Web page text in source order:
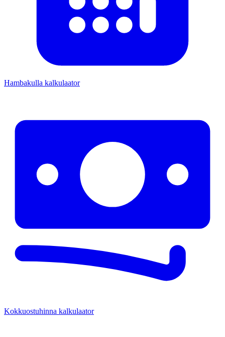
Hambakulla kalkulaator
Kokkuostuhinna kalkulaator